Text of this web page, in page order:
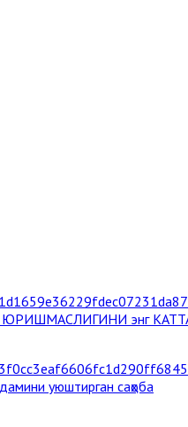
энг
уюштирган саҳоба